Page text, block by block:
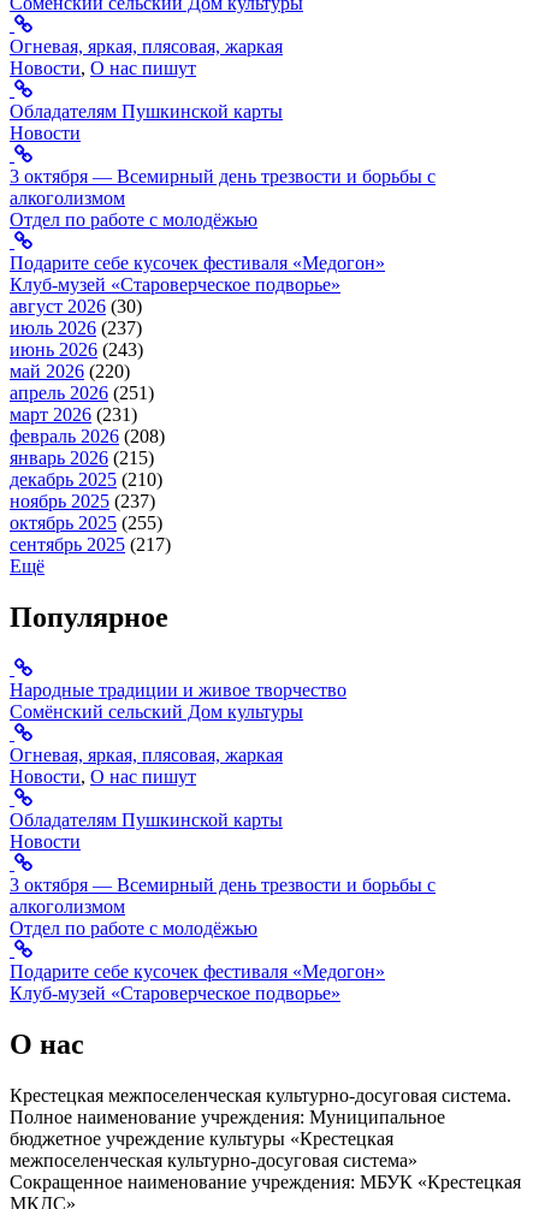
Огневая, яркая, плясовая, жаркая
Новости, О нас пишут
Обладателям Пушкинской карты
Новости
3 октября — Всемирный день трезвости и борьбы с
алкоголизмом
Отдел по работе с молодёжью
Подарите себе кусочек фестиваля «Медогон»
Клуб-музей «Староверческое подворье»
август 2026 (30)
июль 2026 (237)
июнь 2026 (243)
май 2026 (220)
апрель 2026 (251)
март 2026 (231)
февраль 2026 (208)
январь 2026 (215)
декабрь 2025 (210)
ноябрь 2025 (237)
октябрь 2025 (255)
сентябрь 2025 (217)
Ещё
Популярное
Народные традиции и живое творчество
Сомёнский сельский Дом культуры
Огневая, яркая, плясовая, жаркая
Новости, О нас пишут
Обладателям Пушкинской карты
Новости
3 октября — Всемирный день трезвости и борьбы с
алкоголизмом
Отдел по работе с молодёжью
Подарите себе кусочек фестиваля «Медогон»
Клуб-музей «Староверческое подворье»
О нас
Крестецкая межпоселенческая культурно-досуговая система.
Полное наименование учреждения: Муниципальное
бюджетное учреждение культуры «Крестецкая
межпоселенческая культурно-досуговая система»
Сокращенное наименование учреждения: МБУК «Крестецкая
МКДС»